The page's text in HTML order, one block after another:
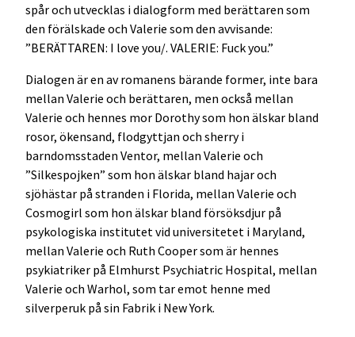
spår och utvecklas i dialogform med berättaren som
den förälskade och Valerie som den avvisande:
”BERÄTTAREN: I love you/. VALERIE: Fuck you.”
Dialogen är en av romanens bärande former, inte bara
mellan Valerie och berättaren, men också mellan
Valerie och hennes mor Dorothy som hon älskar bland
rosor, ökensand, flodgyttjan och sherry i
barndomsstaden Ventor, mellan Valerie och
”Silkespojken” som hon älskar bland hajar och
sjöhästar på stranden i Florida, mellan Valerie och
Cosmogirl som hon älskar bland försöksdjur på
psykologiska institutet vid universitetet i Maryland,
mellan Valerie och Ruth Cooper som är hennes
psykiatriker på Elmhurst Psychiatric Hospital, mellan
Valerie och Warhol, som tar emot henne med
silverperuk på sin Fabrik i New York.